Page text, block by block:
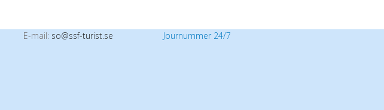
E-mail: so@ssf-turist.se Journummer 24/7